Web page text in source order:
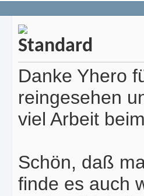
Danke Yhero
reingesehen
viel Arbeit
Schön, daß
finde es auch